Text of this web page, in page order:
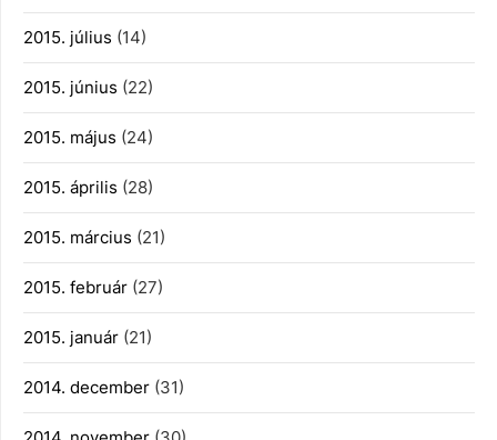
2015. július (14)
2015. június (22)
2015. május (24)
2015. április (28)
2015. március (21)
2015. február (27)
2015. január (21)
2014. december (31)